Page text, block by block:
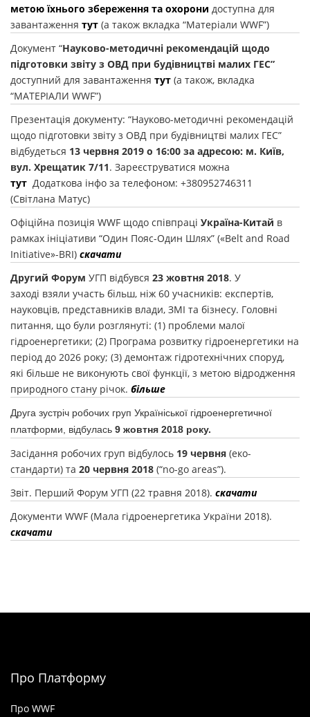
метою їхнього збереження та охорони доступна для
завантаження тут (а також вкладка “Матеріали WWF”)
Документ “Науково-методичні рекомендацій щодо
підготовки звіту з ОВД при будівництві малих ГЕС”
доступний для завантаження тут (а також, вкладка
“МАТЕРІАЛИ WWF”)
Презентація документу: “Науково-методичні рекомендацій
щодо підготовки звіту з ОВД при будівництві малих ГЕС”
відбудеться 13 червня 2019 о 16:00 за адресою: м. Київ,
вул. Хрещатик 7/11. Зареєструватися можна
тут Додаткова інфо за телефоном: +380952746311
(Світлана Матус)
Офіційна позиція WWF щодо співпраці Україна-Китай в
рамках ініціативи “Один Пояс-Один Шлях” («Belt and Road
Initiative»-BRI) скачати
Другий Форум УГП відбувся 23 жовтня 2018. У
заході взяли участь більш, ніж 60 учасників: експертів,
науковців, представників влади, ЗМІ та бізнесу. Головні
питання, що були розглянуті: (1) проблеми малої
гідроенергетики; (2) Програма розвитку гідроенергетики на
період до 2026 року; (3) демонтаж гідротехнічних споруд,
які більше не виконують свої функції, з метою відродження
природного стану річок. більше
Друга зустріч робочих груп Україніської гідроенергетичної
платформи, відбулась 9 жовтня 2018 року.
Засідання робочих груп відбулось 19 червня (еко-
стандарти) та 20 червня 2018 (“no-go areas”).
Звіт. Перший Форум УГП (22 травня 2018). скачати
Документи WWF (Мала гідроенергетика України 2018).
скачати
Про Платформу
Про WWF